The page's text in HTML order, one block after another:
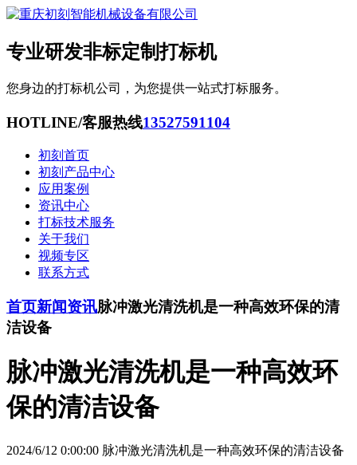
专业研发非标定制打标机
您身边的打标机公司，为您提供一站式打标服务。
HOTLINE/客服热线13527591104
初刻首页
初刻产品中心
应用案例
资讯中心
打标技术服务
关于我们
视频专区
联系方式
首页新闻资讯脉冲激光清洗机是一种高效环保的清
洁设备
脉冲激光清洗机是一种高效环
保的清洁设备
2024/6/12 0:00:00 脉冲激光清洗机是一种高效环保的清洁设备